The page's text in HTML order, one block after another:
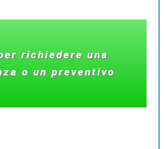
richiedere una
o un preventivo